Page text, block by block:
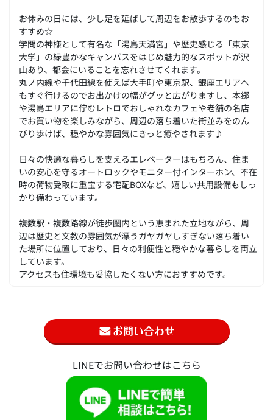
お休みの日には、少し足を延ばして周辺をお散歩するのもお
すすめ☆
学問の神様として有名な「湯島天満宮」や歴史感じる「東京
大学」の緑豊かなキャンパスをはじめ魅力的なスポットが沢
山あり、都会にいることを忘れさせてくれます。
丸ノ内線や千代田線を使えば大手町や東京駅、銀座エリアへ
もすぐ行けるのでお出かけの幅がグッと広がりますし、本郷
や湯島エリアに佇むレトロでおしゃれなカフェや老舗の名店
でお買い物を楽しみながら、周辺の落ち着いた街並みをのん
びり歩けば、穏やかな雰囲気にきっと癒やされます♪
日々の快適な暮らしを支えるエレベーターはもちろん、住ま
いの安心を守るオートロックやモニター付インターホン、不在
時の荷物受取に重宝する宅配BOXなど、嬉しい共用設備もしっ
かり備わっています。
複数駅・複数路線が徒歩圏内という恵まれた立地ながら、周
辺は歴史と文教の雰囲気が漂うガヤガヤしすぎない落ち着い
た場所に位置しており、日々の利便性と穏やかな暮らしを両立
しています。
アクセスも住環境も妥協したくない方におすすめです。
LINEでお問い合わせはこちら